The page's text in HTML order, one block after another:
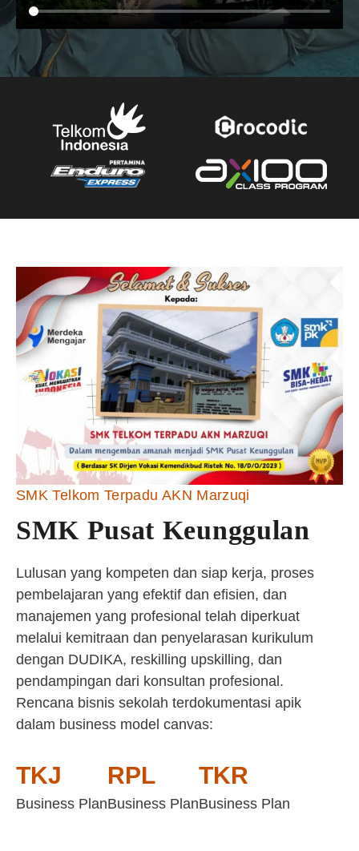
SMK Telkom Terpadu AKN Marzuqi
SMK Pusat Keunggulan
Lulusan yang kompeten dan siap kerja, proses
pembelajaran yang efektif dan efisien, dan
manajemen yang profesional telah diperkuat
melalui kemitraan dan penyelarasan kurikulum
dengan DUDIKA, reskilling upskilling, dan
pendampingan dari konsultan profesional.
Rencana bisnis sekolah terdokumentasi apik
dalam business model canvas:
TKJ
Business Plan
RPL
Business Plan
TKR
Business Plan